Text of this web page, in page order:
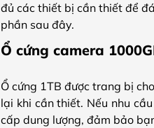
đủ các thiết bị cần thiết để
phần sau đây.
Ổ cứng camera
Ổ cứng 1TB được trang bị
lại khi cần thiết. Nếu nhu
cấp dung lượng, đảm bảo